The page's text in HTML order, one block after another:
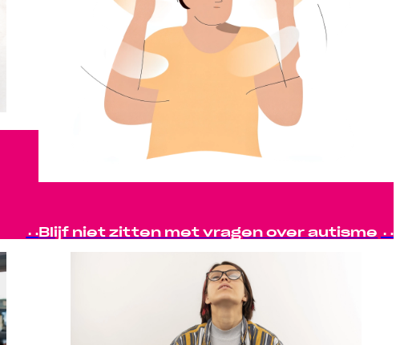
Blijf niet zitten met vragen over autisme